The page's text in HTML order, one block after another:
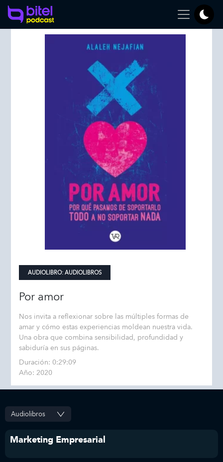
AUDIOLIBRO:AUDIOLIBROS
Por amor
Nos invita a reflexionar sobre las múltiples formas de
amar y cómo estas experiencias moldean nuestra vida.
Una obra que combina sensibilidad, profundidad y
sabiduría en sus páginas.
Duración: 0:29:09
Año: 2020
Marketing Empresarial